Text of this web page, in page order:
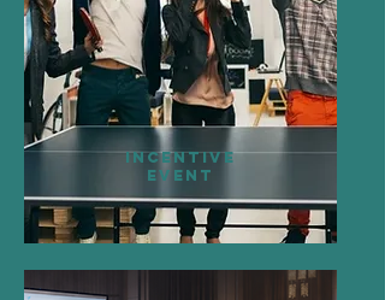
Incentive
Event